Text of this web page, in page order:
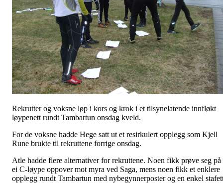
Rekrutter og voksne løp i kors og krok i et tilsynelatende innfløkt
løypenett rundt Tambartun onsdag kveld.
For de voksne hadde Hege satt ut et resirkulert opplegg som Kjell
Rune brukte til rekruttene forrige onsdag.
Atle hadde flere alternativer for rekruttene. Noen fikk prøve seg på
ei C-løype oppover mot myra ved Saga, mens noen fikk et enklere
opplegg rundt Tambartun med nybegynnerposter og en enkel